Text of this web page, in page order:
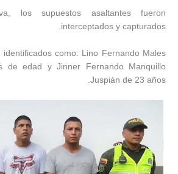
los supuestos asaltantes fueron
interceptados y capturados.
como: Lino Fernando Males
de edad y Jinner Fernando Manquillo
Juspián de 23 años.